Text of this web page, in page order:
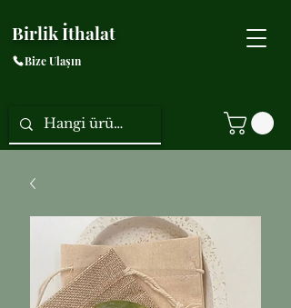
Birlik İthalat
Bize Ulaşın